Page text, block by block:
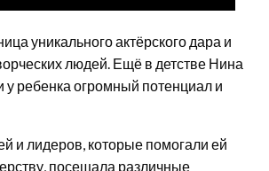
уникального актёрского дара и
людей. Ещё в детстве Нина
у ребенка огромный потенциал и
и лидеров, которые помогали ей
посещала различные